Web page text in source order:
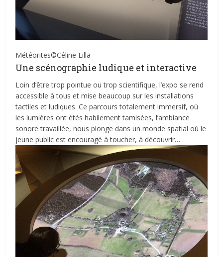
Météorites©Céline Lilla
Une scénographie ludique et interactive
Loin d’être trop pointue ou trop scientifique, l’expo se rend
accessible à tous et mise beaucoup sur les installations
tactiles et ludiques. Ce parcours totalement immersif, où
les lumières ont étés habilement tamisées, l’ambiance
sonore travaillée, nous plonge dans un monde spatial où le
jeune public est encouragé à toucher, à découvrir…